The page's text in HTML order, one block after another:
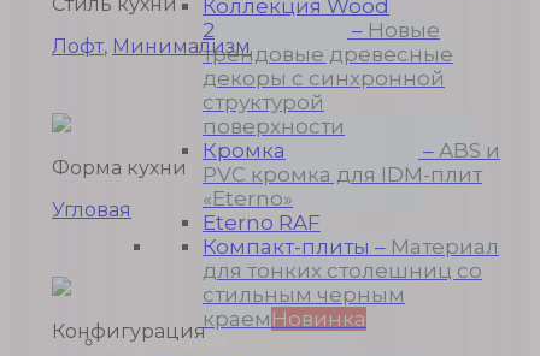
Коллекция Wood
2
– Новые
трендовые древесные
декоры с синхронной
структурой
поверхности
Кромка
– ABS и
PVC кромка для IDM-плит
«Eterno»
Eterno RAF
Компакт-плиты – Материал
для тонких столешниц со
стильным черным
краем Новинка
Продукция
Лофт, Минимализм
Форма кухни
Угловая
Конфигурация